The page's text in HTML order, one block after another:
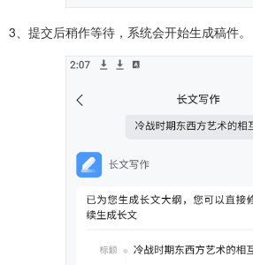
3、提交后稍作等待，系统会开始生成稿件。